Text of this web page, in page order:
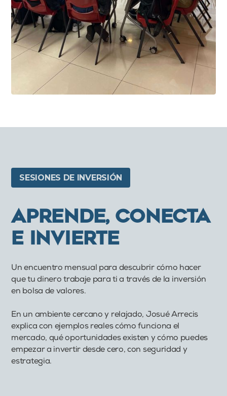
SESIONES DE INVERSIÓN
APRENDE, CONECTA
E INVIERTE
Un encuentro mensual para descubrir cómo hacer
que tu dinero trabaje para ti a través de la inversión
en bolsa de valores.
En un ambiente cercano y relajado, Josué Arrecis
explica con ejemplos reales cómo funciona el
mercado, qué oportunidades existen y cómo puedes
empezar a invertir desde cero, con seguridad y
estrategia.